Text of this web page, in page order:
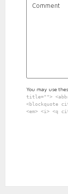
You may use
title="">
<blockquote
<em> <i> <q